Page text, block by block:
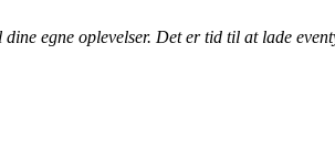
egne oplevelser. Det er tid til at lade